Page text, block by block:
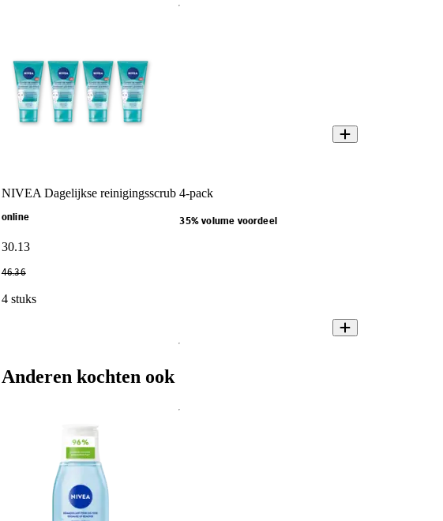
NIVEA Dagelijkse reinigingsscrub 4-pack
online 35% volume voordeel
30.13
46.36
4 stuks
Anderen kochten ook